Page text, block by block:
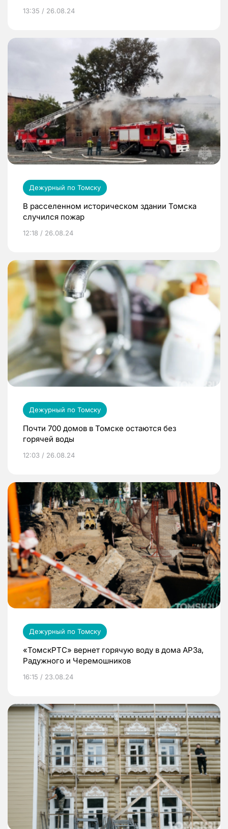
13:35 / 26.08.24
Дежурный по Томску
В расселенном историческом здании Томска
случился пожар
12:18 / 26.08.24
Дежурный по Томску
Почти 700 домов в Томске остаются без
горячей воды
12:03 / 26.08.24
Дежурный по Томску
«ТомскРТС» вернет горячую воду в дома АРЗа,
Радужного и Черемошников
16:15 / 23.08.24